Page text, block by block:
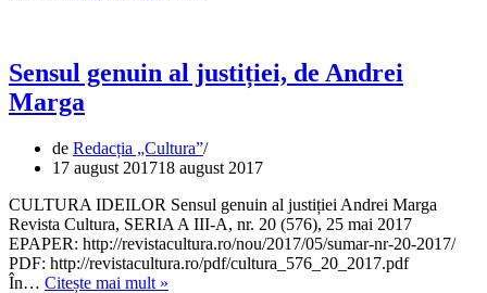
Marga
Sensul genuin al justiției, de Andrei
Marga
de Redacția „Cultura”
17 august 201718 august 2017
CULTURA IDEILOR Sensul genuin al justiției Andrei Marga
Revista Cultura, SERIA A III-A, nr. 20 (576), 25 mai 2017
EPAPER: http://revistacultura.ro/nou/2017/05/sumar-nr-20-2017/
PDF: http://revistacultura.ro/pdf/cultura_576_20_2017.pdf
În… Citește mai mult »